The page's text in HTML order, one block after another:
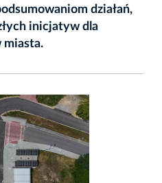
działań,
inicjatyw dla
miasta.